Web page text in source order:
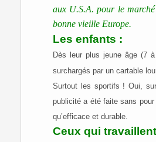
aux U.S.A. pour le
bonne vieille Europe.
Les enfants :
Dès leur plus jeune âge (7
surchargés par un cartable
Surtout les sportifs ! Oui,
publicité a été faite sans
qu’efficace et durable.
Ceux qui